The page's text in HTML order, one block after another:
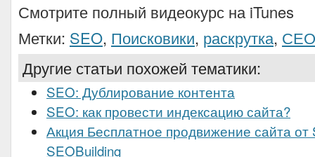
Смотрите полный видеокурс на iTunes
Метки: SEO, Поисковики, раскрутка, СЕО
Другие статьи похожей тематики:
SEO: Дублирование контента
SEO: как провести индексацию сайта?
Акция Бесплатное продвижение сайта
SEOBuilding